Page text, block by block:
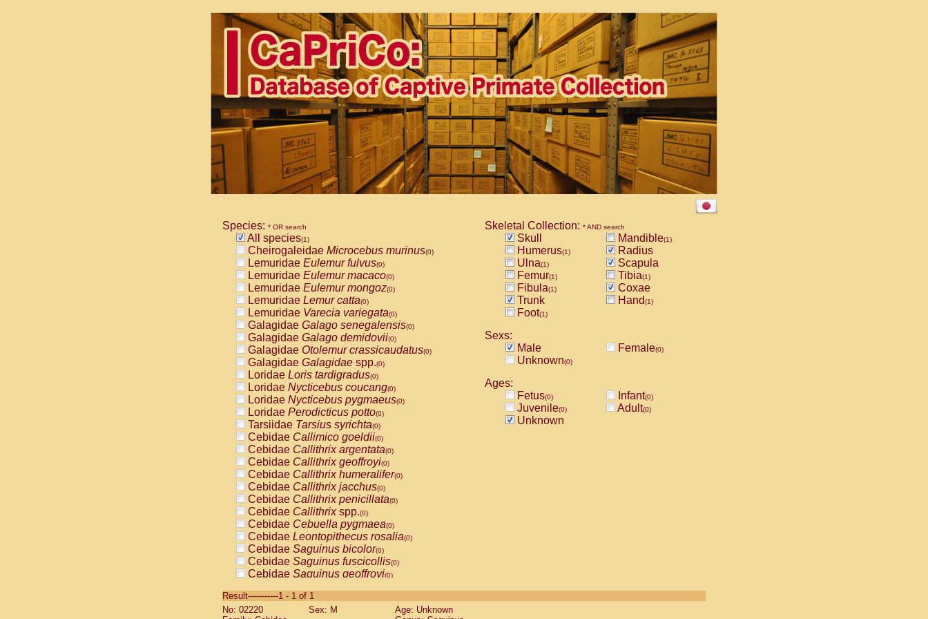
Species: * OR search
All species(1)
Cheirogaleidae Microcebus murinus(0)
Lemuridae Eulemur fulvus(0)
Lemuridae Eulemur macaco(0)
Lemuridae Eulemur mongoz(0)
Lemuridae Lemur catta(0)
Lemuridae Varecia variegata(0)
Galagidae Galago senegalensis(0)
Galagidae Galago demidovii(0)
Galagidae Otolemur crassicaudatus(0)
Galagidae Galagidae spp.(0)
Loridae Loris tardigradus(0)
Loridae Nycticebus coucang(0)
Loridae Nycticebus pygmaeus(0)
Loridae Perodicticus potto(0)
Tarsiidae Tarsius syrichta(0)
Cebidae Callimico goeldii(0)
Cebidae Callithrix argentata(0)
Cebidae Callithrix geoffroyi(0)
Cebidae Callithrix humeralifer(0)
Cebidae Callithrix jacchus(0)
Cebidae Callithrix penicillata(0)
Cebidae Callithrixspp.(0)
Cebidae Cebuella pygmaea(0)
Cebidae Leontopithecus rosalia(0)
Cebidae Saguinus bicolor(0)
Cebidae Saguinus fuscicollis(0)
Cebidae Saguinus geoffroyi(0)
CebidaeSaguinus labiatus(0)
Cebidae Saguinus leucopus (0)
Skeletal Collection: * AND search
Skull Mandible(1)
Humerus(1)
Radius
Ulna(1)
Scapula
Femur(1) Tibia(1)
Fibula(1)
Coxae
Trunk
Hand(1)
Foot(1)
Sexs:
Male
Female(0)
Unknown(0)
Ages:
Fetus(0) Infant(0)
Juvenile(0) Adult(0)
Unknown
Result-----------1 - 1 of 1
No: 02220
Sex: M
Age: Unknown